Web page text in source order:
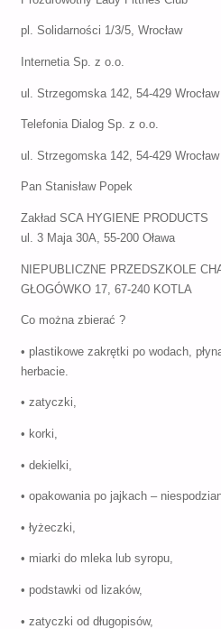
pl. Solidarności 1/3/5, Wrocław
Internetia Sp. z o.o.
ul. Strzegomska 142, 54-429 Wrocław
Telefonia Dialog Sp. z o.o.
ul. Strzegomska 142, 54-429 Wrocław
Pan Stanisław Popek
Zakład SCA HYGIENE PRODUCTS
ul. 3 Maja 30A, 55-200 Oława
NIEPUBLICZNE PRZEDSZKOLE
GŁOGÓWKO 17, 67-240 KOTLA
Co można zbierać ?
• plastikowe zakrętki po wodach,
herbacie.
• zatyczki,
• korki,
• dekielki,
• opakowania po jajkach –
• łyżeczki,
• miarki do mleka lub syropu,
• podstawki od lizaków,
• zatyczki od długopisów,